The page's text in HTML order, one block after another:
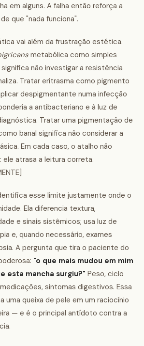
em alguns. A falha então reforça a
que "nada funciona".
vai além da frustração estética.
metabólica como simples
não investigar a resistência
Tratar eritrasma como pigmento
despigmentante numa infecção
a antibacteriano e à luz de
Tratar uma pigmentação de
banal significa não considerar a
Em cada caso, o atalho não
ele atrasa a leitura correta.
esse limite justamente onde o
Ela diferencia textura,
e sinais sistêmicos; usa luz de
e, quando necessário, exames
A pergunta que tira o paciente do
"o que mais mudou em mim
esta mancha surgiu?" Peso, ciclo
sintomas digestivos. Essa
uma queixa de pele em um raciocínio
— e é o principal antídoto contra a